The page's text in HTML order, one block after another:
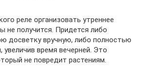
реле организовать утреннее
не получится. Придется либо
досветку вручную, либо полностью
увеличив время вечерней. Это
не повредит растениям.